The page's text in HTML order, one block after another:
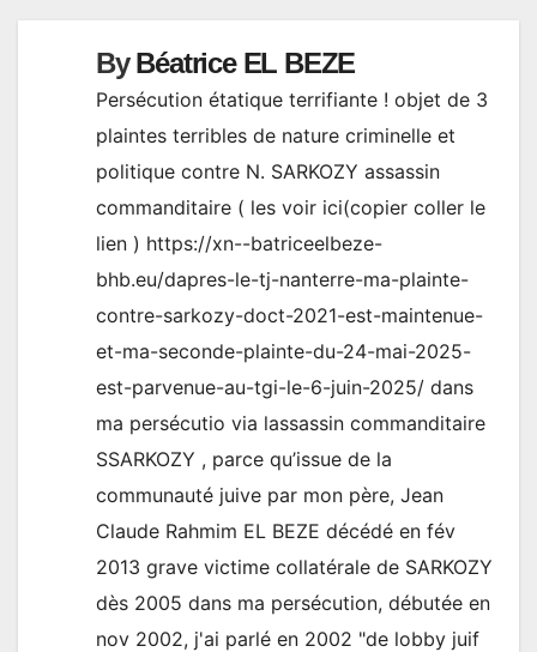
ByBéatrice EL BEZE
Persécution étatique terrifiante ! objet de 3
plaintes terribles de nature criminelle et
politique contre N. SARKOZY assassin
commanditaire ( les voir ici(copier coller le
lien ) https://xn--batriceelbeze-
bhb.eu/dapres-le-tj-nanterre-ma-plainte-
contre-sarkozy-doct-2021-est-maintenue-
et-ma-seconde-plainte-du-24-mai-2025-
est-parvenue-au-tgi-le-6-juin-2025/ dans
ma persécutio via lassassin commanditaire
SSARKOZY , parce qu’issue de la
communauté juive par mon père, Jean
Claude Rahmim EL BEZE décédé en fév
2013 grave victime collatérale de SARKOZY
dès 2005 dans ma persécution, débutée en
nov 2002, j'ai parlé en 2002 "de lobby juif